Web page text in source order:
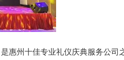
惠州十佳专业礼仪庆典服务公